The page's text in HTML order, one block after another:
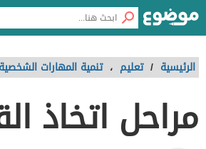
الرئيسية / تعليم ، تنمية المهارات الشخصية
مراحل اتخاذ